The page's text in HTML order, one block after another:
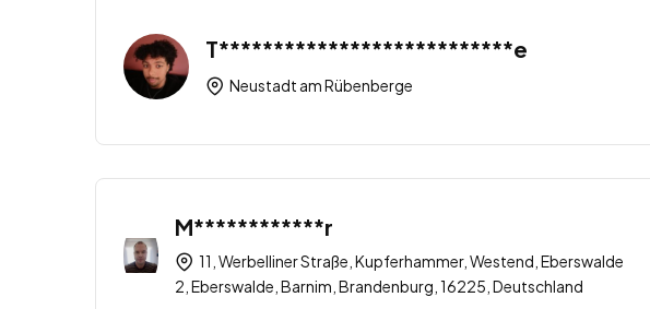
T***************************e
Neustadt am Rübenberge
M************r
11, Werbelliner Straße, Kupferhammer, Westend, Eberswalde
2, Eberswalde, Barnim, Brandenburg, 16225, Deutschland